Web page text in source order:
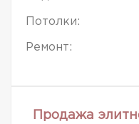
Потолки:
Ремонт:
Продажа